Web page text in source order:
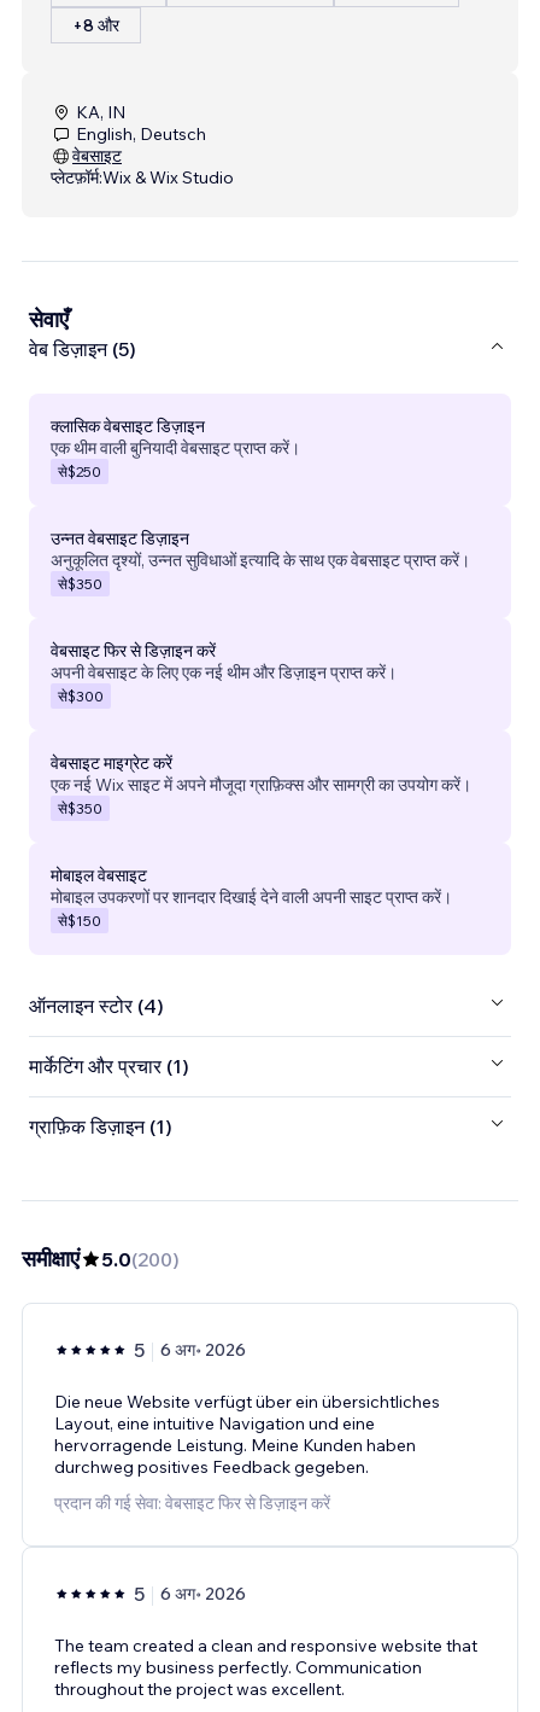
+8 और
KA, IN
English, Deutsch
वेबसाइट
प्लेटफ़ॉर्म:Wix & Wix Studio
सेवाएँ
वेब डिज़ाइन (5)
क्लासिक वेबसाइट डिज़ाइन
एक थीम वाली बुनियादी वेबसाइट प्राप्त करें।
से$250
उन्नत वेबसाइट डिज़ाइन
अनुकूलित दृश्यों, उन्नत सुविधाओं इत्यादि के साथ एक वेबसाइट प्राप्त करें।
से$350
वेबसाइट फिर से डिज़ाइन करें
अपनी वेबसाइट के लिए एक नई थीम और डिज़ाइन प्राप्त करें।
से$300
वेबसाइट माइग्रेट करें
एक नई Wix साइट में अपने मौजूदा ग्राफ़िक्स और सामग्री का उपयोग करें।
से$350
मोबाइल वेबसाइट
मोबाइल उपकरणों पर शानदार दिखाई देने वाली अपनी साइट प्राप्त करें।
से$150
ऑनलाइन स्टोर (4)
मार्केटिंग और प्रचार (1)
ग्राफ़िक डिज़ाइन (1)
समीक्षाएं 5.0(200)
5 6 अग॰ 2026
Die neue Website verfügt über ein übersichtliches
Layout, eine intuitive Navigation und eine
hervorragende Leistung. Meine Kunden haben
durchweg positives Feedback gegeben.
प्रदान की गई सेवा: वेबसाइट फिर से डिज़ाइन करें
5 6 अग॰ 2026
The team created a clean and responsive website that
reflects my business perfectly. Communication
throughout the project was excellent.